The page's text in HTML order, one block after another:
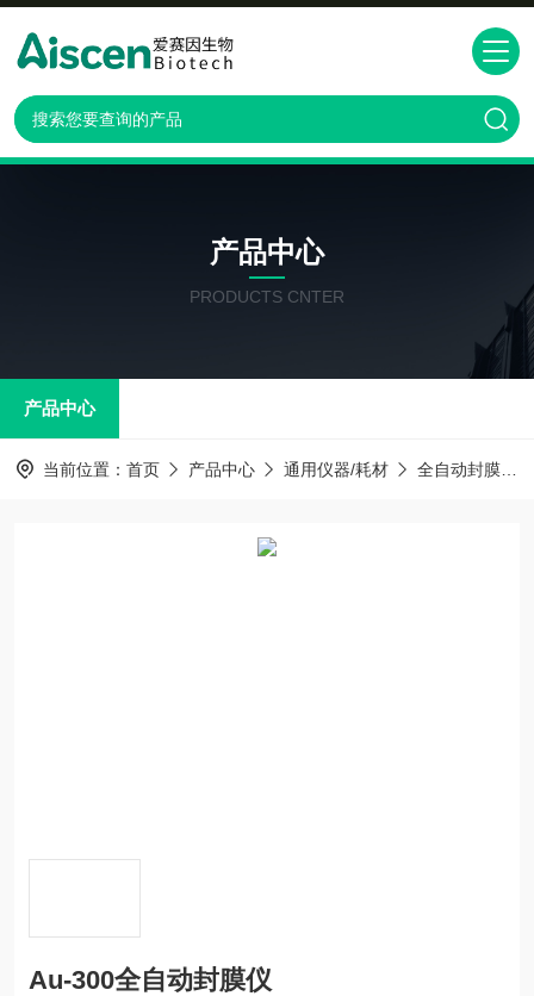
产品中心
PRODUCTS CNTER
产品中心
当前位置： 首页 产品中心 通用仪器/耗材 全自动封膜仪
Au-300全自动封膜仪